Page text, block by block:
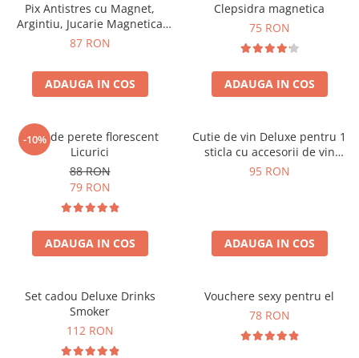
Pix Antistres cu Magnet,
Argintiu, Jucarie Magnetica
pentru Birou
87 RON
ADAUGA IN COS
Clepsidra magnetica
75 RON
ADAUGA IN COS
-10%
Ceas de perete florescent
Licurici
88 RON
79 RON
ADAUGA IN COS
Cutie de vin Deluxe pentru 1
sticla cu accesorii de vin
incluse interior oranj
95 RON
ADAUGA IN COS
Set cadou Deluxe Drinks
Smoker
112 RON
Vouchere sexy pentru el
78 RON